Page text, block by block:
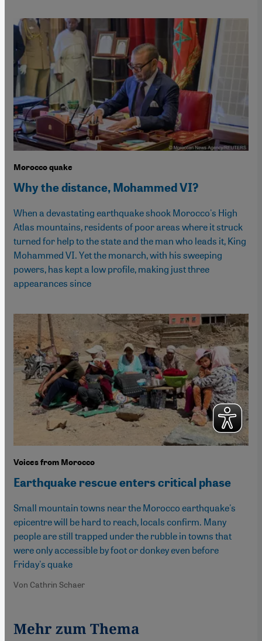
Morocco quake
Why the distance, Mohammed VI?
When a devastating earthquake shook Morocco's High
Atlas mountains, residents of poor areas where it struck
turned for help to the state and the man who leads it, King
Mohammed VI. Yet the monarch, with his sweeping
powers, has kept a low profile, making just three
appearances since
Voices from Morocco
Earthquake rescue enters critical phase
Small mountain towns near the Morocco earthquake's
epicentre will be hard to reach, locals confirm. Many
people are still trapped under the rubble in towns that
were only accessible by foot or donkey even before
Friday's quake
Von Cathrin Schaer
Mehr zum Thema